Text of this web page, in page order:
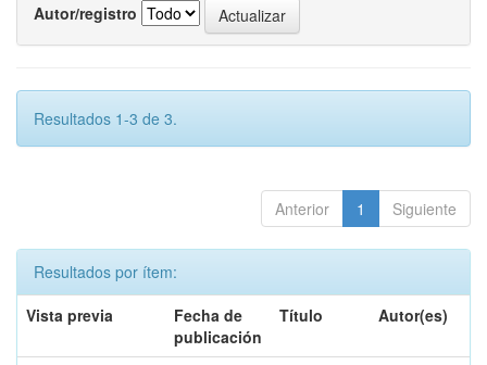
Autor/registro
Resultados 1-3 de 3.
Anterior 1 Siguiente
Resultados por ítem:
Vista previa
Fecha de
publicación
Título Autor(es)